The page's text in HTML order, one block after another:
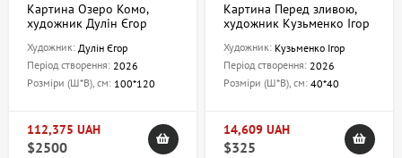
Картина Озеро Комо,
художник Дулін Єгор
Художник: Дулін Єгор
Період створення: 2026
Розміри (Ш*В), см: 100*120
112,375 UAH
$2500
Картина Перед зливою,
художник Кузьменко Ігор
Художник: Кузьменко Ігор
Період створення: 2026
Розміри (Ш*В), см: 40*40
14,609 UAH
$325